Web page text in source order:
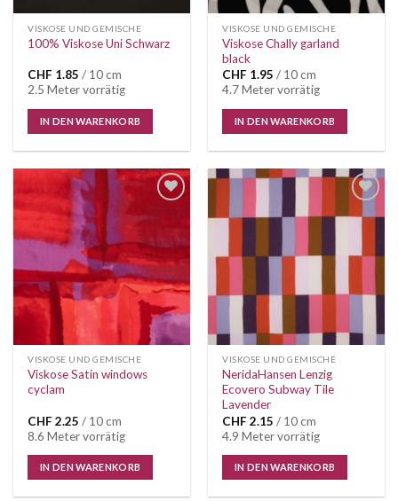
VISKOSE UND GEMISCHE
100% Viskose Uni Schwarz
CHF 1.85 / 10 cm
2.5 Meter vorrätig
IN DEN WARENKORB
VISKOSE UND GEMISCHE
Viskose Chally garland
black
CHF 1.95 / 10 cm
4.7 Meter vorrätig
IN DEN WARENKORB
VISKOSE UND GEMISCHE
Viskose Satin windows
cyclam
CHF 2.25 / 10 cm
8.6 Meter vorrätig
IN DEN WARENKORB
VISKOSE UND GEMISCHE
NeridaHansen Lenzig
Ecovero Subway Tile
Lavender
CHF 2.15 / 10 cm
4.9 Meter vorrätig
IN DEN WARENKORB